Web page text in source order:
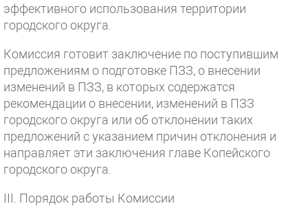
эффективного использования территории
городского округа.
Комиссия готовит заключение по поступившим
предложениям о подготовке ПЗЗ, о внесении
изменений в ПЗЗ, в которых содержатся
рекомендации о внесении, изменений в ПЗЗ
городского округа или об отклонении таких
предложений с указанием причин отклонения и
направляет эти заключения главе Копейского
городского округа.
III. Порядок работы Комиссии